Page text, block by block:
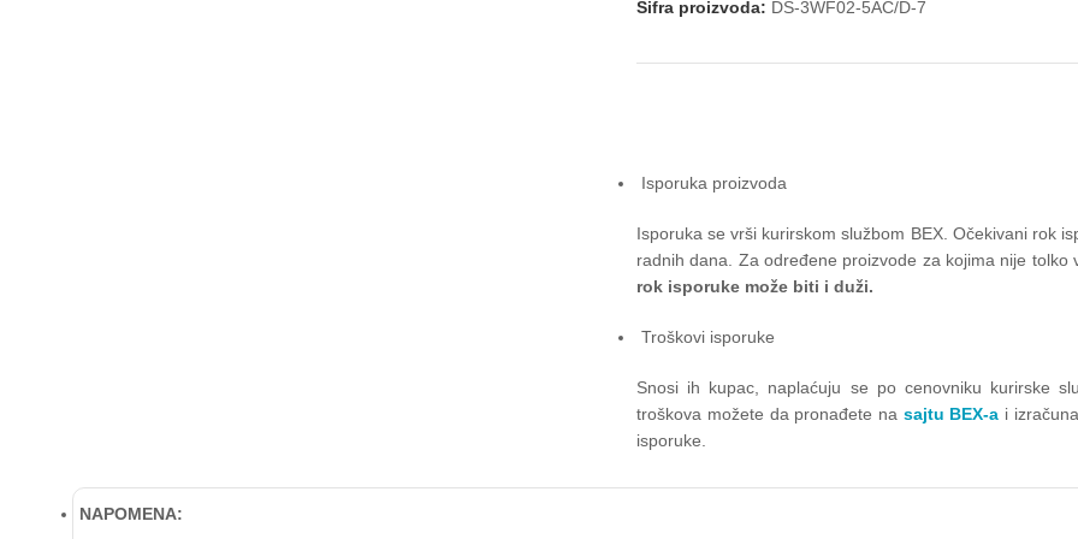
Šifra proizvoda: DS-3WF02-5AC/D-7
Isporuka proizvoda
Isporuka se vrši kurirskom službom BEX. Očekivani rok
radnih dana. Za određene proizvode za kojima nije tolko
rok isporuke može biti i duži.
Troškovi isporuke
Snosi ih kupac, naplaćuju se po cenovniku kurirske
troškova možete da pronađete na sajtu BEX-a i
isporuke.
NAPOMENA: